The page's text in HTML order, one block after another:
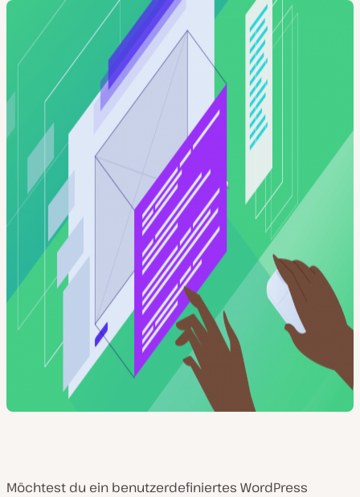
Möchtest du ein benutzerdefiniertes WordPress